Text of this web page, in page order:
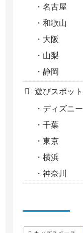
名古屋
和歌山
大阪
山梨
静岡
遊びスポット
ディズニー
千葉
東京
横浜
神奈川